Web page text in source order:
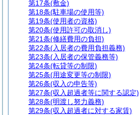
第17条(敷金)
第18条(駐車場の使用等)
第19条(使用者の資格)
第20条(使用許可の取消し)
第21条(修繕費用の負担)
第22条(入居者の費用負担義務)
第23条(入居者の保管義務等)
第24条(転貸等の制限)
第25条(用途変更等の制限)
第26条(収入の申告等)
第27条(収入超過者等に関する認定)
第28条(明渡し努力義務)
第29条(収入超過者に対する家賃)